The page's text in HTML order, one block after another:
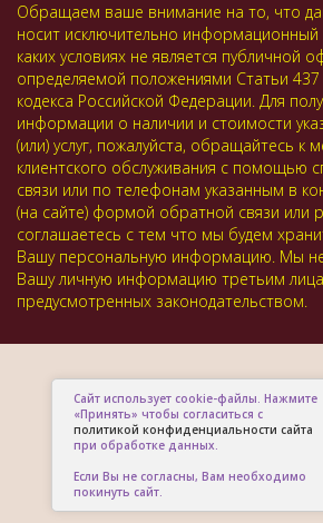
Обращаем ваше внимание на то, что
носит исключительно информационный
каких условиях не является публичной
определяемой положениями Статьи 437
кодекса Российской Федерации. Для
информации о наличии и стоимости
(или) услуг, пожалуйста, обращайтесь к
клиентского обслуживания с помощью
связи или по телефонам указанным в
(на сайте) формой обратной связи или
соглашаетесь с тем что мы будем
Вашу персональную информацию. Мы
Вашу личную информацию третьим
предусмотренных законодательством.
Сайт использует cookie-файлы. Нажмите
«Принять» чтобы согласиться с
политикой конфиденциальности сайта
при обработке данных.
Если Вы не согласны, Вам необходимо
покинуть сайт.